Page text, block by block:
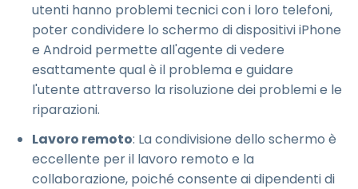
utenti hanno problemi tecnici con i loro telefoni,
poter condividere lo schermo di dispositivi iPhone
e Android permette all'agente di vedere
esattamente qual è il problema e guidare
l'utente attraverso la risoluzione dei problemi e le
riparazioni.
Lavoro remoto: La condivisione dello schermo è
eccellente per il lavoro remoto e la
collaborazione, poiché consente ai dipendenti di